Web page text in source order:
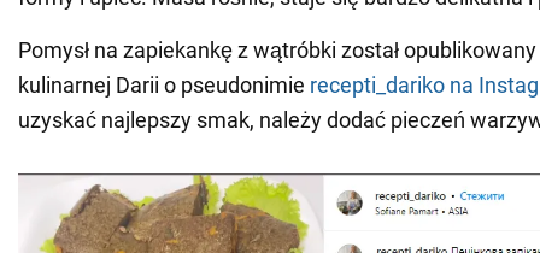
Pomysł na zapiekankę z wątróbki został
kulinarnej Darii o pseudonimie recepti_dariko na
uzyskać najlepszy smak, należy dodać pieczeń